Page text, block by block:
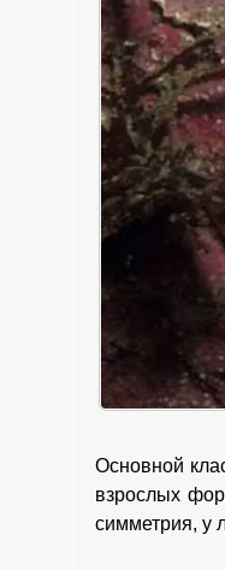
Основной
взрослых
симметрия, у